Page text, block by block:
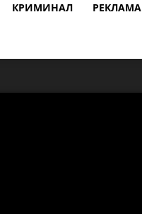
КРИМИНАЛ РЕКЛАМА